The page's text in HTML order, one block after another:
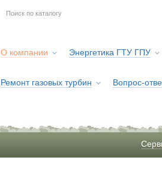
О компании Энергетика ГТУ ГПУ
Ремонт газовых турбин Вопрос-